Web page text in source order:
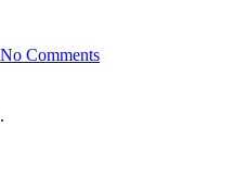
No Comments